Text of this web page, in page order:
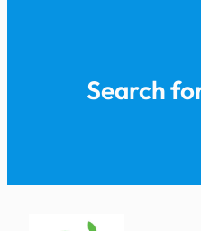
Search